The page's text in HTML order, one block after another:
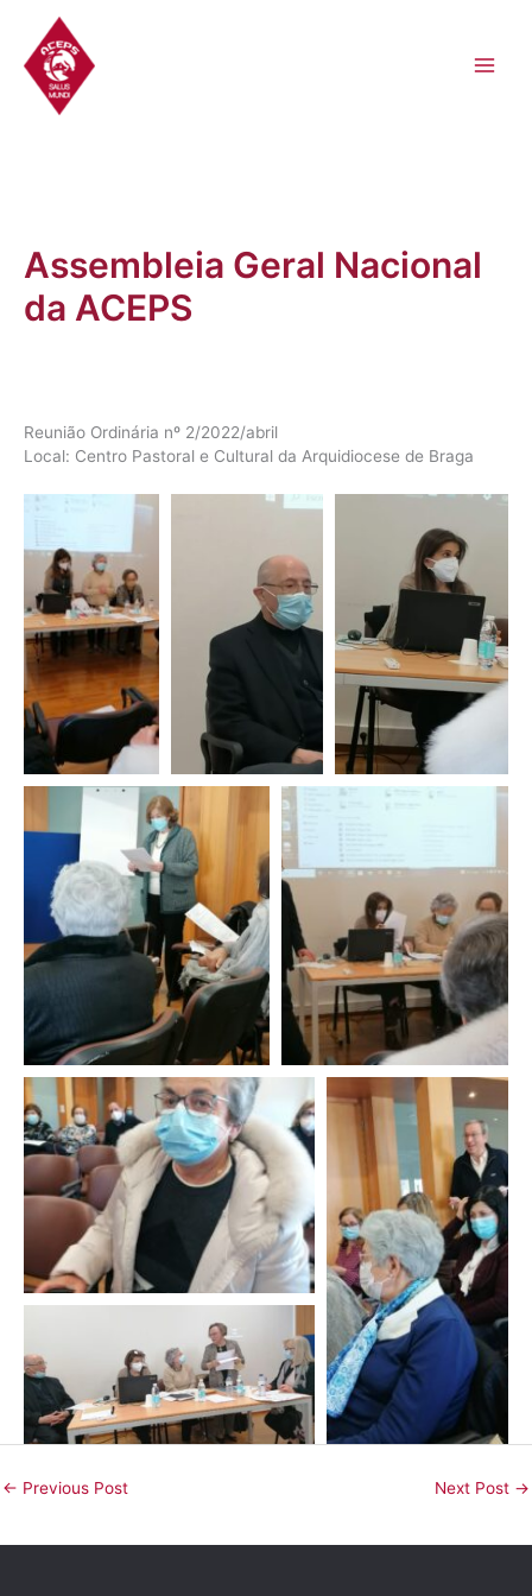
content
Assembleia Geral Nacional
da ACEPS
Reunião Ordinária nº 2/2022/abril
Local: Centro Pastoral e Cultural da Arquidiocese de Braga
← Previous Post Next Post →